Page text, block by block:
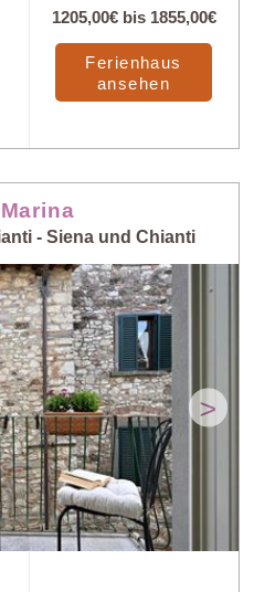
Preis: niedrig >
hoch
Personenzahl:
1205,00€bis 1855,00€
Ferienhaus
ansehen
- Siena und Chianti
>